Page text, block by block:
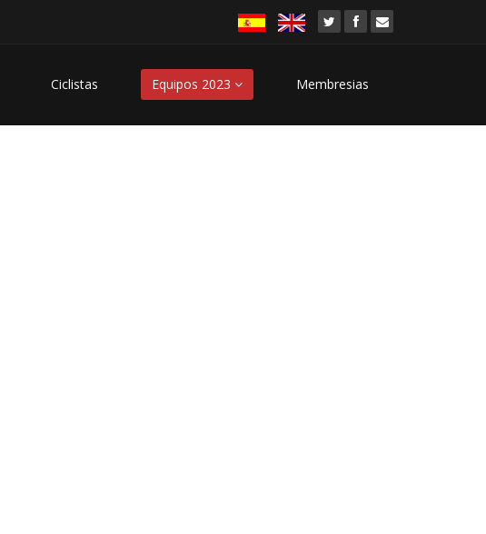
Ciclistas Equipos 2023 Membresias